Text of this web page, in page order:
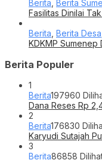
Berita Berita
Fasilitas Dinilai
Berita Berita Desa
KDKMP Sumenep
Berita Populer
1
Berita197960
Dana Reses Rp
2
Berita176830
Karyudi Sutajah
3
Berita86858